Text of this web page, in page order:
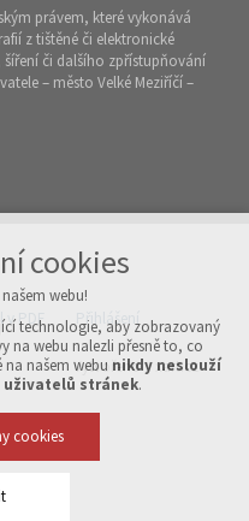
právem, které vykonává
z tištěné či elektronické
či dalšího zpřístupňování
– město Velké Meziříčí –
v PDF Přihlášení
Vytvořeno v xart.cz
cookies
webu!
technologie, aby zobrazovaný
na webu nalezli přesně to, co
našem webu nikdy neslouží
stránek.
cookies